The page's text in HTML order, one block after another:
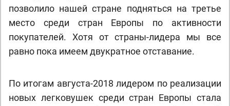
позволило нашей стране подняться на третье
место среди стран Европы по активности
покупателей. Хотя от страны-лидера мы все
равно пока имеем двукратное отставание.
По итогам августа-2018 лидером по реализации
новых легковушек среди стран Европы стала